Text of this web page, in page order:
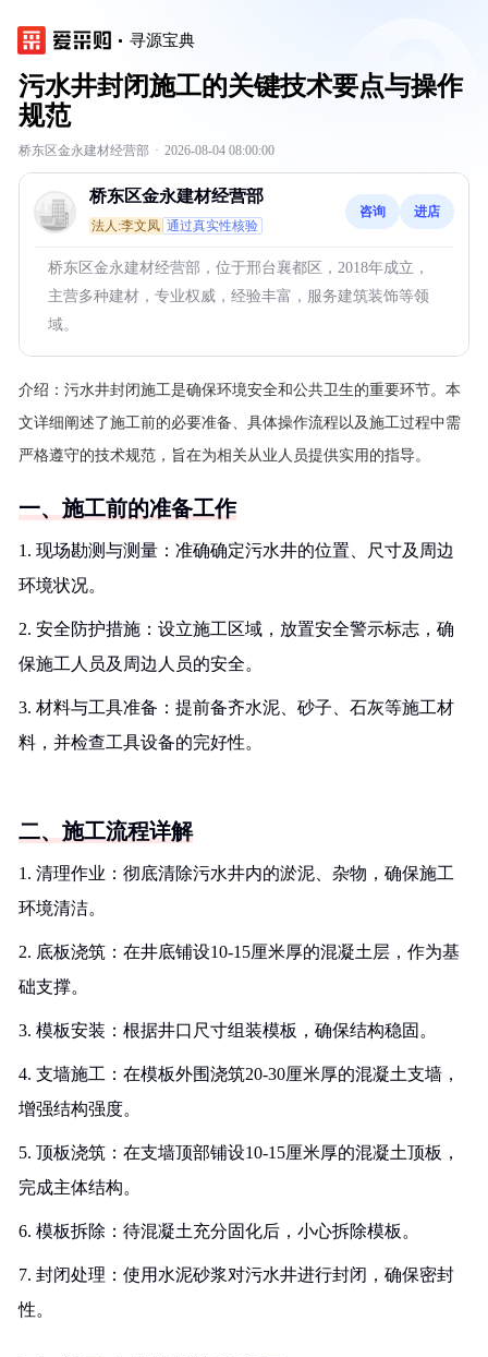
寻源宝典
污水井封闭施工的关键技术要点与操作
规范
桥东区金永建材经营部 · 2026-08-04 08:00:00
桥东区金永建材经营部
法人:李文凤 通过真实性核验
咨询 进店
桥东区金永建材经营部，位于邢台襄都区，2018年成立，
主营多种建材，专业权威，经验丰富，服务建筑装饰等领
域。
介绍： 污水井封闭施工是确保环境安全和公共卫生的重要环节。本
文详细阐述了施工前的必要准备、具体操作流程以及施工过程中需
严格遵守的技术规范，旨在为相关从业人员提供实用的指导。
一、施工前的准备工作
1. 现场勘测与测量：准确确定污水井的位置、尺寸及周边
环境状况。
2. 安全防护措施：设立施工区域，放置安全警示标志，确
保施工人员及周边人员的安全。
3. 材料与工具准备：提前备齐水泥、砂子、石灰等施工材
料，并检查工具设备的完好性。
二、施工流程详解
1. 清理作业：彻底清除污水井内的淤泥、杂物，确保施工
环境清洁。
2. 底板浇筑：在井底铺设10-15厘米厚的混凝土层，作为基
础支撑。
3. 模板安装：根据井口尺寸组装模板，确保结构稳固。
4. 支墙施工：在模板外围浇筑20-30厘米厚的混凝土支墙，
增强结构强度。
5. 顶板浇筑：在支墙顶部铺设10-15厘米厚的混凝土顶板，
完成主体结构。
6. 模板拆除：待混凝土充分固化后，小心拆除模板。
7. 封闭处理：使用水泥砂浆对污水井进行封闭，确保密封
性。